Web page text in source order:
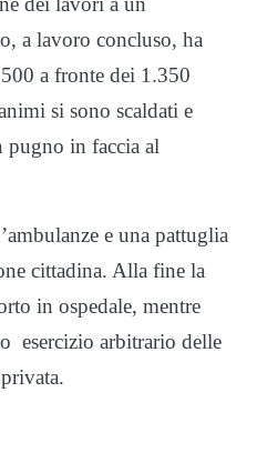
a lavoro concluso, ha
a fronte dei 1.350
si sono scaldati e
pugno in faccia al
e una pattuglia
cittadina. Alla fine la
in ospedale, mentre
esercizio arbitrario delle